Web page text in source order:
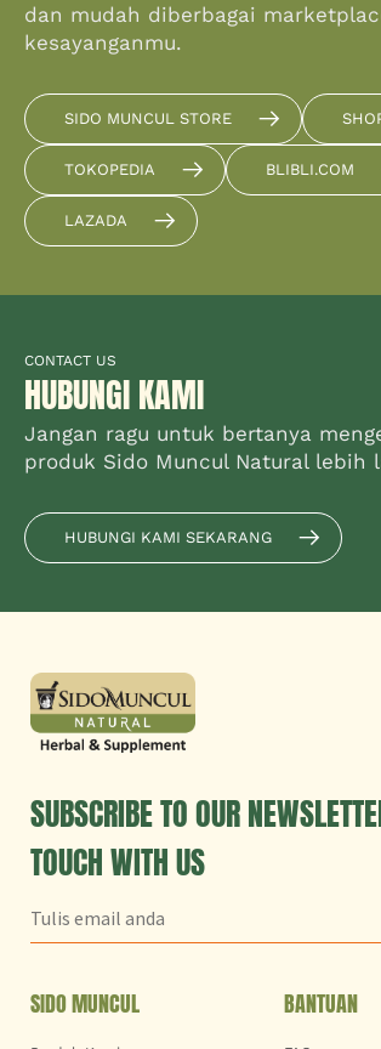
dan mudah diberbagai
kesayanganmu.
SIDO MUNCUL STORE
TOKOPEDIA BLIBLI.COM
LAZADA
CONTACT US
HUBUNGI KAMI
Jangan ragu untuk bertanya
produk Sido Muncul Natural lebih
HUBUNGI KAMI SEKARANG
SUBSCRIBE TO OUR
TOUCH WITH US
SIDO MUNCUL BANTUAN